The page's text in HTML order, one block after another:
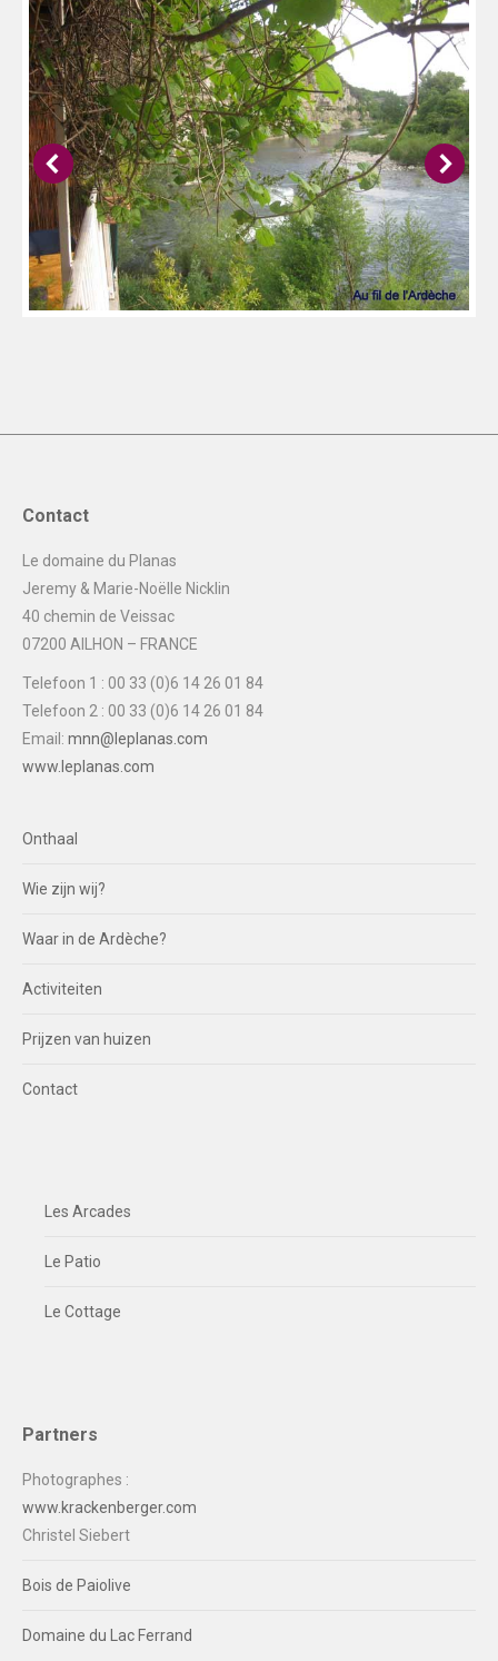
Contact
Le domaine du Planas
Jeremy & Marie-Noëlle Nicklin
40 chemin de Veissac
07200 AILHON – FRANCE
Telefoon 1 : 00 33 (0)6 14 26 01 84
Telefoon 2 : 00 33 (0)6 14 26 01 84
Email: mnn@leplanas.com
www.leplanas.com
Onthaal
Wie zijn wij?
Waar in de Ardèche?
Activiteiten
Prijzen van huizen
Contact
Les Arcades
Le Patio
Le Cottage
Partners
Photographes :
www.krackenberger.com
Christel Siebert
Bois de Paiolive
Domaine du Lac Ferrand